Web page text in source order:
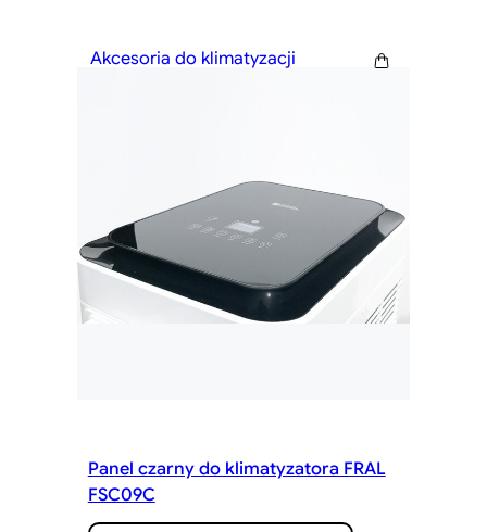
Akcesoria do klimatyzacji
Panel czarny do klimatyzatora FRAL
FSC09C